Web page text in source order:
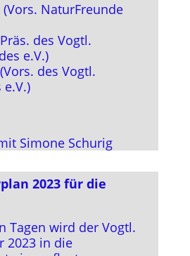
NaturFreunde
e.V.)
des Vogtl.
e.V.)
des Vogtl.
Simone Schurig
2023 für die
Tagen wird der Vogtl.
2023 in die